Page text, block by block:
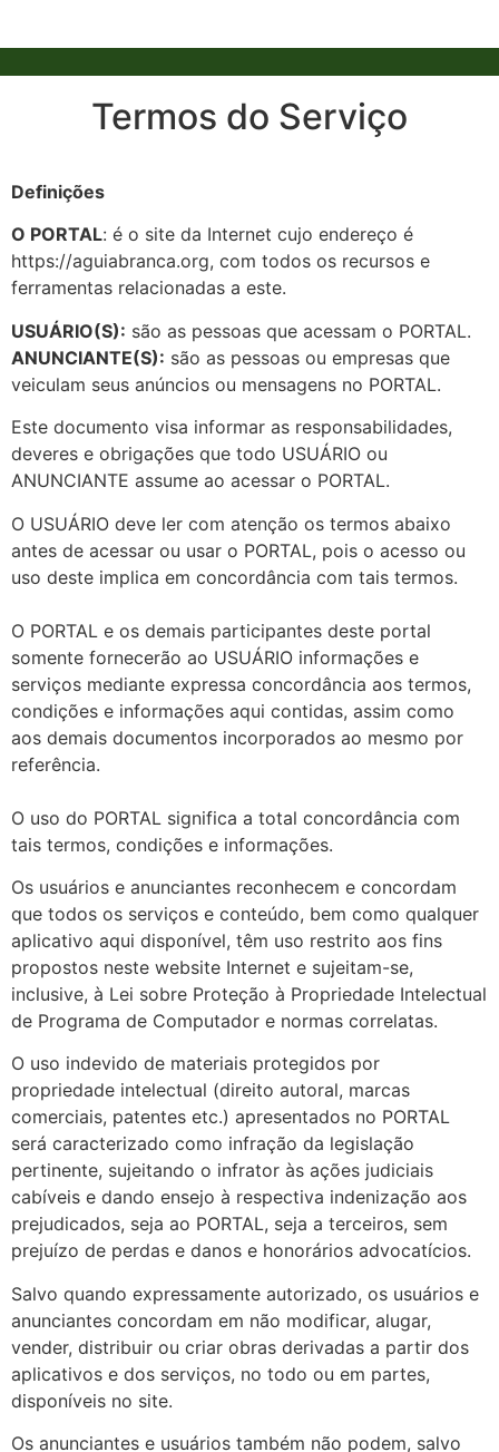
Termos do Serviço
Definições
O PORTAL: é o site da Internet cujo endereço é
https://aguiabranca.org, com todos os recursos e
ferramentas relacionadas a este.
USUÁRIO(S): são as pessoas que acessam o PORTAL.
ANUNCIANTE(S): são as pessoas ou empresas que
veiculam seus anúncios ou mensagens no PORTAL.
Este documento visa informar as responsabilidades,
deveres e obrigações que todo USUÁRIO ou
ANUNCIANTE assume ao acessar o PORTAL.
O USUÁRIO deve ler com atenção os termos abaixo
antes de acessar ou usar o PORTAL, pois o acesso ou
uso deste implica em concordância com tais termos.
O PORTAL e os demais participantes deste portal
somente fornecerão ao USUÁRIO informações e
serviços mediante expressa concordância aos termos,
condições e informações aqui contidas, assim como
aos demais documentos incorporados ao mesmo por
referência.
O uso do PORTAL significa a total concordância com
tais termos, condições e informações.
Os usuários e anunciantes reconhecem e concordam
que todos os serviços e conteúdo, bem como qualquer
aplicativo aqui disponível, têm uso restrito aos fins
propostos neste website Internet e sujeitam-se,
inclusive, à Lei sobre Proteção à Propriedade Intelectual
de Programa de Computador e normas correlatas.
O uso indevido de materiais protegidos por
propriedade intelectual (direito autoral, marcas
comerciais, patentes etc.) apresentados no PORTAL
será caracterizado como infração da legislação
pertinente, sujeitando o infrator às ações judiciais
cabíveis e dando ensejo à respectiva indenização aos
prejudicados, seja ao PORTAL, seja a terceiros, sem
prejuízo de perdas e danos e honorários advocatícios.
Salvo quando expressamente autorizado, os usuários e
anunciantes concordam em não modificar, alugar,
vender, distribuir ou criar obras derivadas a partir dos
aplicativos e dos serviços, no todo ou em partes,
disponíveis no site.
Os anunciantes e usuários também não podem, salvo